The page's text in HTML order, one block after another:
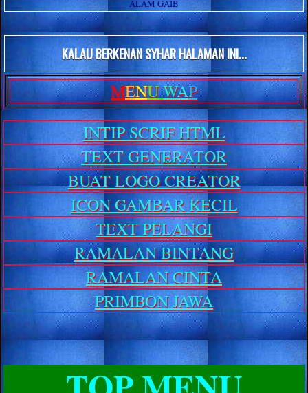
ALAM GAIB
KALAU BERKENAN SYHAR HALAMAN INI...
MENUWAP
INTIP SCRIF HTML
TEXT GENERATOR
BUAT LOGO CREATOR
ICON GAMBAR KECIL
TEXT PELANGI
RAMALAN BINTANG
RAMALAN CINTA
PRIMBON JAWA